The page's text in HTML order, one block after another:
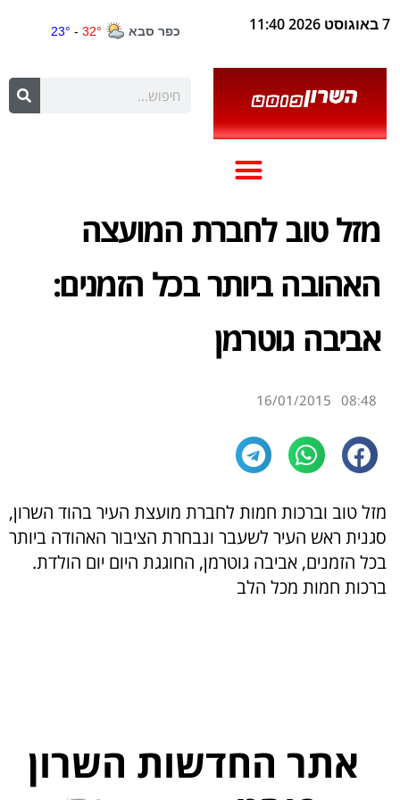
7 באוגוסט 2026 11:40
מזל טוב לחברת המועצה
האהובה ביותר בכל הזמנים:
אביבה גוטרמן
08:48
16/01/2015
מזל טוב וברכות חמות לחברת מועצת העיר בהוד השרון,
סגנית ראש העיר לשעבר ונבחרת הציבור האהודה ביותר
בכל הזמנים, אביבה גוטרמן, החוגגת היום יום הולדת.
ברכות חמות מכל הלב
אתר החדשות השרון